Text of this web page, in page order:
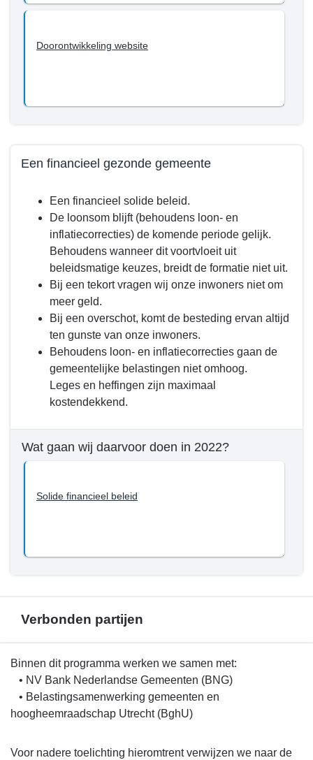
Doorontwikkeling website
Een financieel gezonde gemeente
navigatie
Programma
Bestuur
bereiken
2022?
financieel
Een financieel solide beleid.
De loonsom blijft (behoudens loon- en
inflatiecorrecties) de komende periode gelijk.
Behoudens wanneer dit voortvloeit uit
beleidsmatige keuzes, breidt de formatie niet uit.
Bij een tekort vragen wij onze inwoners niet om
meer geld.
Bij een overschot, komt de besteding ervan altijd
ten gunste van onze inwoners.
Behoudens loon- en inflatiecorrecties gaan de
gemeentelijke belastingen niet omhoog.
Leges en heffingen zijn maximaal
kostendekkend.
Wat gaan wij daarvoor doen in 2022?
Solide financieel beleid
Verbonden partijen
Terug
naar
navigatie
Binnen dit programma werken we samen met:
• NV Bank Nederlandse Gemeenten (BNG)
• Belastingsamenwerking gemeenten en
hoogheemraadschap Utrecht (BghU)
Voor nadere toelichting hieromtrent verwijzen we naar de